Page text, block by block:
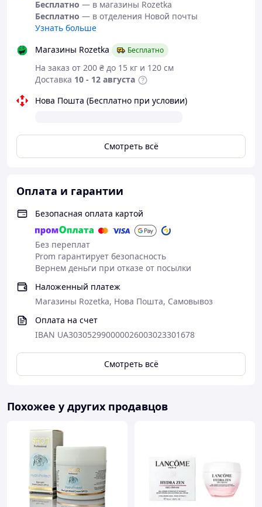
- екстракт кореня аморфофалусу коньяку
- пропілгептил-каприлат
- ізодециловий неопентаноат
- каприловий/селеново-тригліколіновий
Бесплатно — в магазины Rozetka
Бесплатно — в отделения Новой почты
Узнать больше
Магазины Rozetka
Бесплатно
На заказ от 200 ₴ до 15 кг и 120 см
Доставка 10 - 12 августа
Нова Пошта (Бесплатно при условии)
Смотреть всё
Оплата и гарантии
Безопасная оплата картой
Без переплат
Prom гарантирует безопасность
Вернем деньги при отказе от посылки
Наложенный платеж
Магазины Rozetka, Нова Пошта, Самовывоз
Оплата на счет
IBAN UA303052990000026003023301678
Смотреть всё
Похожее у других продавцов